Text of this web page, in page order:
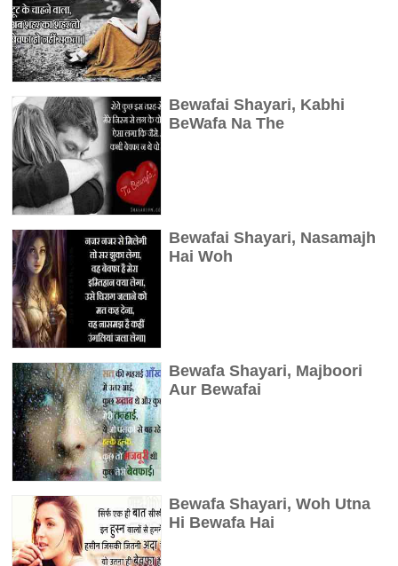
Bewafai Shayari, Kabhi
BeWafa Na The
Bewafai Shayari, Nasamajh
Hai Woh
Bewafa Shayari, Majboori
Aur Bewafai
Bewafa Shayari, Woh Utna
Hi Bewafa Hai